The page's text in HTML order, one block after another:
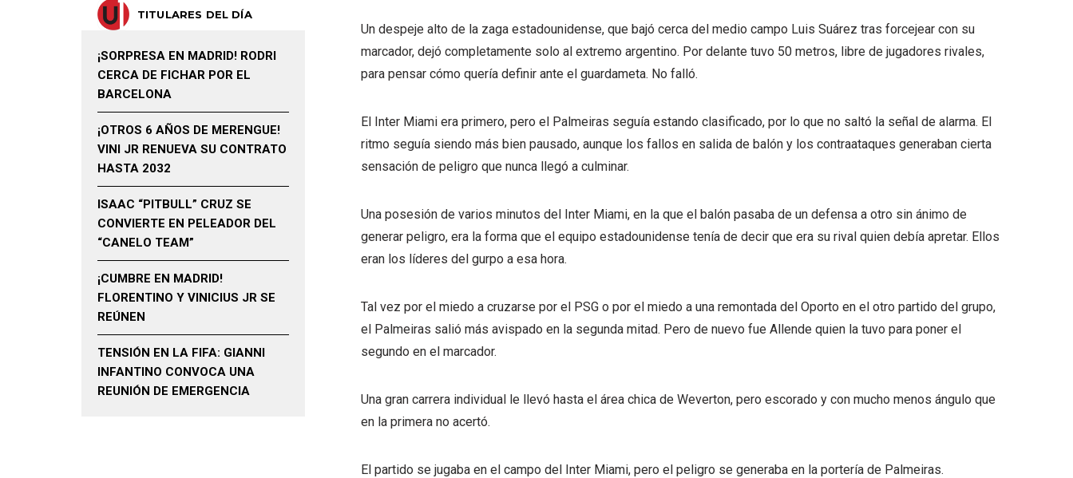
Un despeje alto de la zaga estadounidense, que bajó cerca del medio campo Luis Suárez tras forcejear con su
marcador, dejó completamente solo al extremo argentino. Por delante tuvo 50 metros, libre de jugadores rivales,
para pensar cómo quería definir ante el guardameta. No falló.
El Inter Miami era primero, pero el Palmeiras seguía estando clasificado, por lo que no saltó la señal de alarma. El
ritmo seguía siendo más bien pausado, aunque los fallos en salida de balón y los contraataques generaban cierta
sensación de peligro que nunca llegó a culminar.
Una posesión de varios minutos del Inter Miami, en la que el balón pasaba de un defensa a otro sin ánimo de
generar peligro, era la forma que el equipo estadounidense tenía de decir que era su rival quien debía apretar. Ellos
eran los líderes del gurpo a esa hora.
Tal vez por el miedo a cruzarse por el PSG o por el miedo a una remontada del Oporto en el otro partido del grupo,
el Palmeiras salió más avispado en la segunda mitad. Pero de nuevo fue Allende quien la tuvo para poner el
segundo en el marcador.
Una gran carrera individual le llevó hasta el área chica de Weverton, pero escorado y con mucho menos ángulo que
en la primera no acertó.
El partido se jugaba en el campo del Inter Miami, pero el peligro se generaba en la portería de Palmeiras.
TITULARES DEL DÍA
¡SORPRESA EN MADRID! RODRI
CERCA DE FICHAR POR EL
BARCELONA
¡OTROS 6 AÑOS DE MERENGUE!
VINI JR RENUEVA SU CONTRATO
HASTA 2032
ISAAC “PITBULL” CRUZ SE
CONVIERTE EN PELEADOR DEL
“CANELO TEAM”
¡CUMBRE EN MADRID!
FLORENTINO Y VINICIUS JR SE
REÚNEN
TENSIÓN EN LA FIFA: GIANNI
INFANTINO CONVOCA UNA
REUNIÓN DE EMERGENCIA